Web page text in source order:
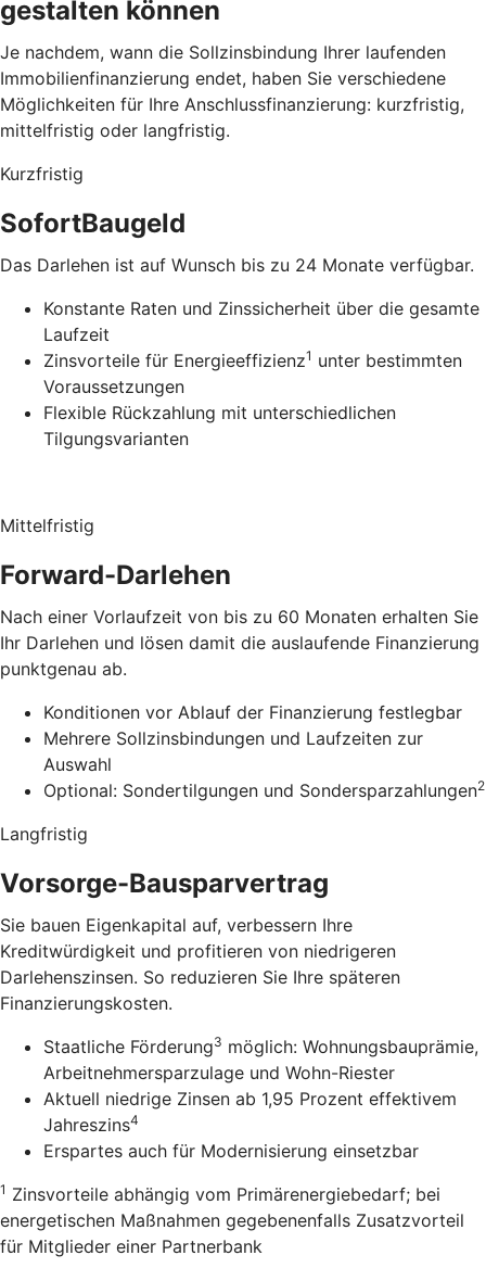
gestalten können
Je nachdem, wann die Sollzinsbindung Ihrer laufenden
Immobilienfinanzierung endet, haben Sie verschiedene
Möglichkeiten für Ihre Anschlussfinanzierung: kurzfristig,
mittelfristig oder langfristig.
Kurzfristig
SofortBaugeld
Das Darlehen ist auf Wunsch bis zu 24 Monate verfügbar.
Konstante Raten und Zinssicherheit über die gesamte
Laufzeit
Zinsvorteile für Energieeffizienz1 unter bestimmten
Voraussetzungen
Flexible Rückzahlung mit unterschiedlichen
Tilgungsvarianten
Mittelfristig
Forward-Darlehen
Nach einer Vorlaufzeit von bis zu 60 Monaten erhalten Sie
Ihr Darlehen und lösen damit die auslaufende Finanzierung
punktgenau ab.
Konditionen vor Ablauf der Finanzierung festlegbar
Mehrere Sollzinsbindungen und Laufzeiten zur
Auswahl
Optional: Sondertilgungen und Sondersparzahlungen2
Langfristig
Vorsorge-Bausparvertrag
Sie bauen Eigenkapital auf, verbessern Ihre
Kreditwürdigkeit und profitieren von niedrigeren
Darlehenszinsen. So reduzieren Sie Ihre späteren
Finanzierungskosten.
Staatliche Förderung3 möglich: Wohnungsbauprämie,
Arbeitnehmersparzulage und Wohn-Riester
Aktuell niedrige Zinsen ab 1,95 Prozent effektivem
Jahreszins4
Erspartes auch für Modernisierung einsetzbar
1 Zinsvorteile abhängig vom Primärenergiebedarf; bei
energetischen Maßnahmen gegebenenfalls Zusatzvorteil
für Mitglieder einer Partnerbank